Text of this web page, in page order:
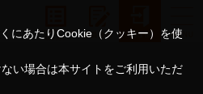
にあたりCookie（クッキー）を使
い場合は本サイトをご利用いただ